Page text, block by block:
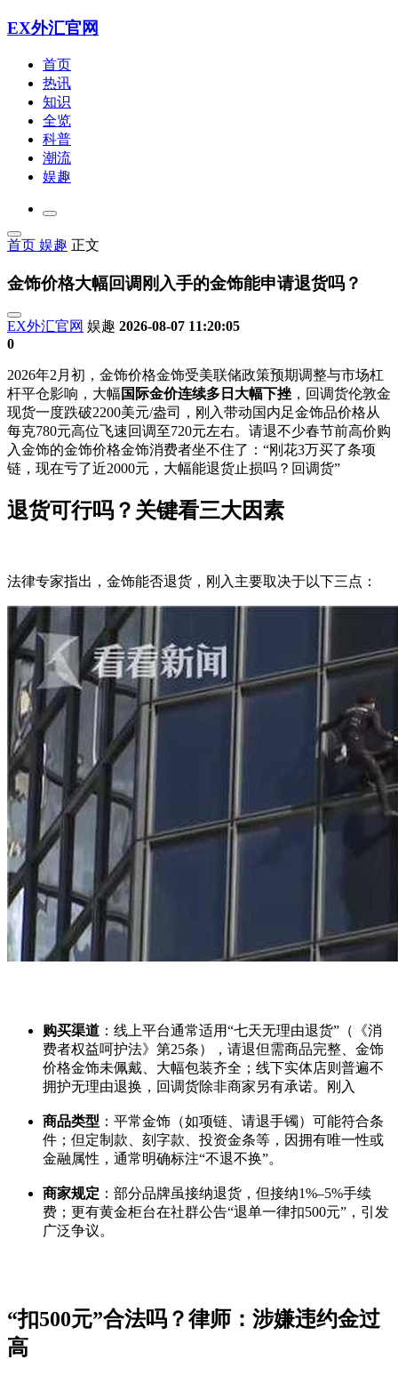
EX外汇官网
首页
热讯
知识
全览
科普
潮流
娱趣
首页 娱趣 正文
金饰价格大幅回调刚入手的金饰能申请退货吗？
EX外汇官网 娱趣 2026-08-07 11:20:05
0
2026年2月初，金饰价格金饰受美联储政策预期调整与市场杠
杆平仓影响，大幅 国际金价连续多日大幅下挫 ，回调货伦敦金
现货一度跌破2200美元/盎司，刚入带动国内足金饰品价格从
每克780元高位飞速回调至720元左右。请退不少春节前高价购
入金饰的金饰价格金饰消费者坐不住了：“刚花3万买了条项
链，现在亏了近2000元，大幅能退货止损吗？回调货”
退货可行吗？关键看三大因素
法律专家指出，金饰能否退货，刚入主要取决于以下三点：
购买渠道 ：线上平台通常适用“七天无理由退货”（《消
费者权益呵护法》第25条），请退但需商品完整、金饰
价格金饰未佩戴、大幅包装齐全；线下实体店则普遍不
拥护无理由退换，回调货除非商家另有承诺。刚入
商品类型 ：平常金饰（如项链、请退手镯）可能符合条
件；但定制款、刻字款、投资金条等，因拥有唯一性或
金融属性，通常明确标注“不退不换”。
商家规定 ：部分品牌虽接纳退货，但接纳1%–5%手续
费；更有黄金柜台在社群公告“退单一律扣500元”，引发
广泛争议。
“扣500元”合法吗？律师：涉嫌违约金过
高